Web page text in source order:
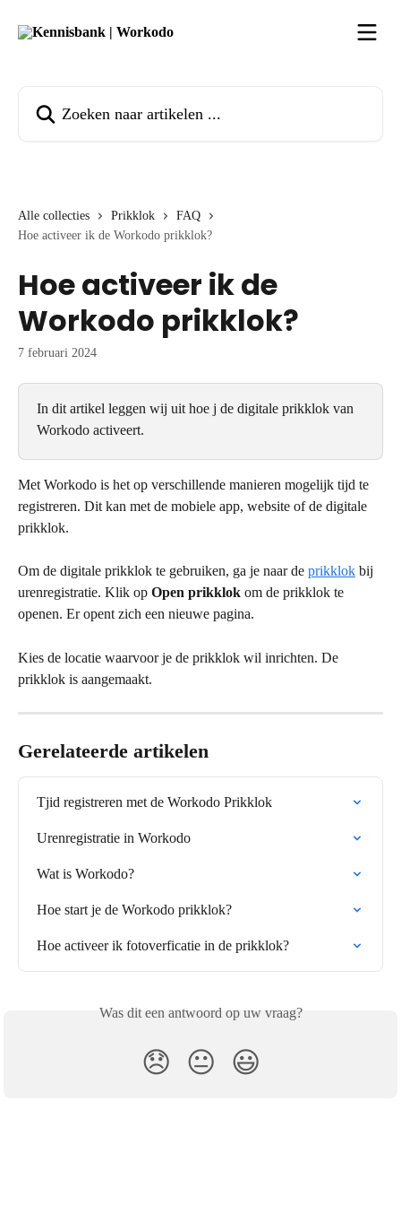
Alle collecties Prikklok
FAQ
Hoe activeer ik de Workodo prikklok?
Hoe activeer ik de
Workodo prikklok?
7 februari 2024
In dit artikel leggen wij uit hoe j de digitale prikklok van
Workodo activeert.
Met Workodo is het op verschillende manieren mogelijk tijd te
registreren. Dit kan met de mobiele app, website of de digitale
prikklok.
Om de digitale prikklok te gebruiken, ga je naar de prikklok bij
urenregistratie. Klik op Open prikklok om de prikklok te
openen. Er opent zich een nieuwe pagina.
Kies de locatie waarvoor je de prikklok wil inrichten. De
prikklok is aangemaakt.
Gerelateerde artikelen
Tjid registreren met de Workodo Prikklok
Urenregistratie in Workodo
Wat is Workodo?
Hoe start je de Workodo prikklok?
Hoe activeer ik fotoverficatie in de prikklok?
Was dit een antwoord op uw vraag?
😞 😐 😃